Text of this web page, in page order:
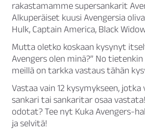
rakastamamme supersankarit
Alkuperäiset kuusi Avengersia
Hulk, Captain America, Black
Mutta oletko koskaan kysynyt
Avengers olen minä?” No
meillä on tarkka vastaus tähän
Vastaa vain 12 kysymykseen,
sankari tai sankaritar osaa
odotat? Tee nyt Kuka Avengers-
ja selvitä!